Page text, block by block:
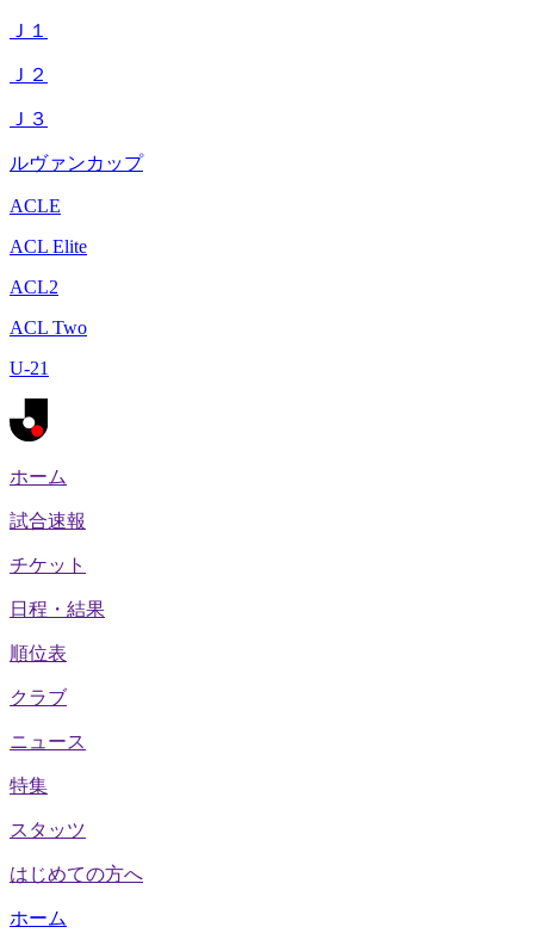
Ｊ１
Ｊ２
Ｊ３
ルヴァンカップ
ACLE
ACL Elite
ACL2
ACL Two
U-21
ホーム
試合速報
チケット
日程・結果
順位表
クラブ
ニュース
特集
スタッツ
はじめての方へ
ホーム